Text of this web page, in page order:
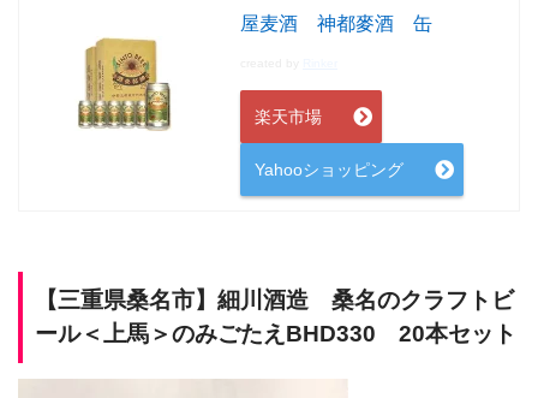
屋麦酒 神都麥酒 缶
楽天市場
Yahooショッピング
【三重県桑名市】細川酒造 桑名のクラフトビ
ール＜上馬＞のみごたえBHD330 20本セット